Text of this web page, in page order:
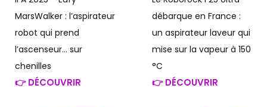
MarsWalker : l’aspirateur
robot qui prend
l’ascenseur… sur
chenilles
👉 DÉCOUVRIR
débarque en France :
un aspirateur laveur qui
mise sur la vapeur à 150
°C
👉 DÉCOUVRIR